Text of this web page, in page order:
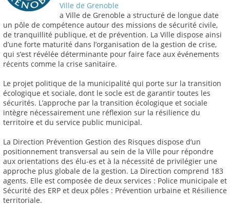
Ville de Grenoble
a Ville de Grenoble a structuré de longue date
un pôle de compétence autour des missions de sécurité civile,
de tranquillité publique, et de prévention. La Ville dispose ainsi
d’une forte maturité dans l’organisation de la gestion de crise,
qui s’est révélée déterminante pour faire face aux événements
récents comme la crise sanitaire.
Le projet politique de la municipalité qui porte sur la transition
écologique et sociale, dont le socle est de garantir toutes les
sécurités. L’approche par la transition écologique et sociale
intègre nécessairement une réflexion sur la résilience du
territoire et du service public municipal.
La Direction Prévention Gestion des Risques dispose d’un
positionnement transversal au sein de la Ville pour répondre
aux orientations des élu-es et à la nécessité de privilégier une
approche plus globale de la gestion. La Direction comprend 183
agents. Elle est composée de deux services : Police municipale et
Sécurité des ERP et deux pôles : Prévention urbaine et Résilience
territoriale.